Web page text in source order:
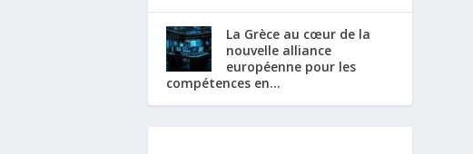
La Grèce au cœur de la
nouvelle alliance
européenne pour les
compétences en...